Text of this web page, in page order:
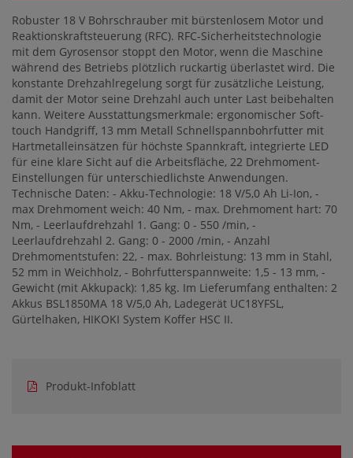
Robuster 18 V Bohrschrauber mit bürstenlosem Motor und
Reaktionskraftsteuerung (RFC). RFC-Sicherheitstechnologie
mit dem Gyrosensor stoppt den Motor, wenn die Maschine
während des Betriebs plötzlich ruckartig überlastet wird. Die
konstante Drehzahlregelung sorgt für zusätzliche Leistung,
damit der Motor seine Drehzahl auch unter Last beibehalten
kann. Weitere Ausstattungsmerkmale: ergonomischer Soft-
touch Handgriff, 13 mm Metall Schnellspannbohrfutter mit
Hartmetalleinsätzen für höchste Spannkraft, integrierte LED
für eine klare Sicht auf die Arbeitsfläche, 22 Drehmoment-
Einstellungen für unterschiedlichste Anwendungen.
Technische Daten: - Akku-Technologie: 18 V/5,0 Ah Li-Ion, -
max Drehmoment weich: 40 Nm, - max. Drehmoment hart: 70
Nm, - Leerlaufdrehzahl 1. Gang: 0 - 550 /min, -
Leerlaufdrehzahl 2. Gang: 0 - 2000 /min, - Anzahl
Drehmomentstufen: 22, - max. Bohrleistung: 13 mm in Stahl,
52 mm in Weichholz, - Bohrfutterspannweite: 1,5 - 13 mm, -
Gewicht (mit Akkupack): 1,85 kg. Im Lieferumfang enthalten: 2
Akkus BSL1850MA 18 V/5,0 Ah, Ladegerät UC18YFSL,
Gürtelhaken, HIKOKI System Koffer HSC II.
Produkt-Infoblatt